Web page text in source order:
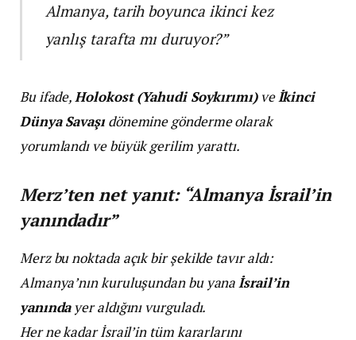
Almanya, tarih boyunca ikinci kez
yanlış tarafta mı duruyor?”
Bu ifade,Holokost (Yahudi Soykırımı)veİkinci
Dünya Savaşıdönemine gönderme olarak
yorumlandı ve büyük gerilim yarattı.
Merz’ten net yanıt: “Almanya İsrail’in
yanındadır”
Merz bu noktada açık bir şekilde tavır aldı:
Almanya’nın kuruluşundan bu yanaİsrail’in
yanındayer aldığını vurguladı.
Her ne kadar İsrail’in tüm kararlarını